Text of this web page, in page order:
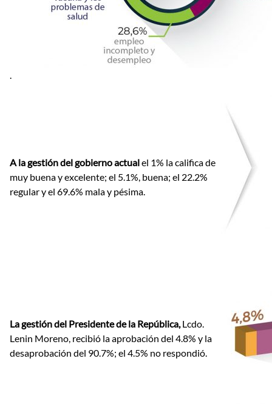
.
A la gestión del gobierno actualel 1% la califica de
muy buena y excelente; el 5.1%, buena; el 22.2%
regular y el 69.6% mala y pésima.
La gestión del Presidente de la República,Lcdo.
Lenin Moreno, recibió la aprobación del 4.8% y la
desaprobación del 90.7%; el 4.5% no respondió.